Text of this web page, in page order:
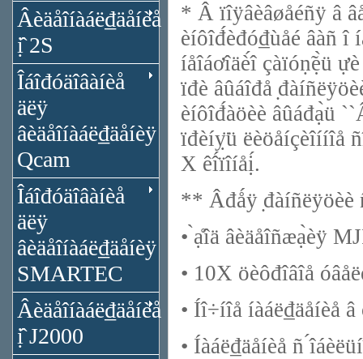
Âèäåîíàáë₫äåíèå
ị̂ 2S
Îáîđóäîâàíèå
äëÿ
âèäåîíàáë₫äåíèÿ
Qcam
Îáîđóäîâàíèå
äëÿ
âèäåîíàáë₫äåíèÿ
SMARTEC
Âèäåîíàáë₫äåíèå
ị̂ J2000
* Â ïîÿâèâøåéñÿ â
èíôîđ́èđó₫ùåé âàñ
íåîáơîäè́î çàïóṇ̃ẹ̀ü
ïđè âûáîđå
èíôîđ́àöèè âûáđạ̀ü
ïđèíỵ̈ü ëèöåíçèîííîå
X êî́ïîíåị́.
** Âđǻÿ ̣đàíñëÿöèè
• ̀ạ̊îä âèäåîñæạ̀èÿ
• 10X öèôđîâîå
• Íî÷íîå íàáë₫äåíèå â
• Íàáë₫äåíèå ñ